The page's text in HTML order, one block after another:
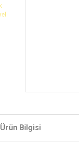
Ürün Bilgisi